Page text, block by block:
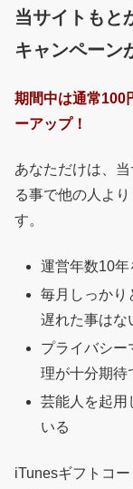
当サイトもと
キャンペーン
期間中は通常100
ーアップ！
あなただけは、
る事で他の人よ
す。
運営年数10
毎月しっかり
遅れた事はな
プライバシー
理が十分期待
芸能人を起用
いる
iTunesギフトコ